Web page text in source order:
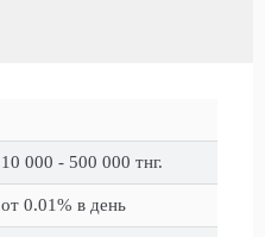
10 000 - 500 000 тнг.
от 0.01% в день